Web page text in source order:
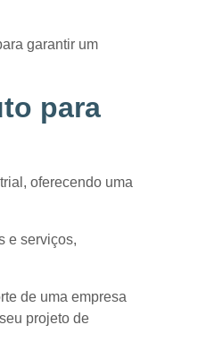
garantir um
para
oferecendo uma
e serviços,
de uma empresa
projeto de